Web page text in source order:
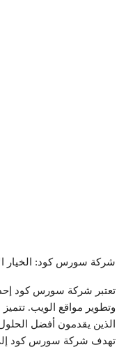
شركة سورس كود: الخيار
تعتبر شركة سورس كود
وتطوير مواقع الويب.
الذين يقدمون أفضل
تهدف شركة سورس كود